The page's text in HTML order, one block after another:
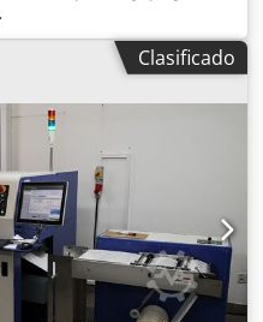
Clasificado